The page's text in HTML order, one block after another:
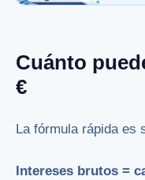
Cuánto
€
La fórmula rápida es
Intereses brutos =